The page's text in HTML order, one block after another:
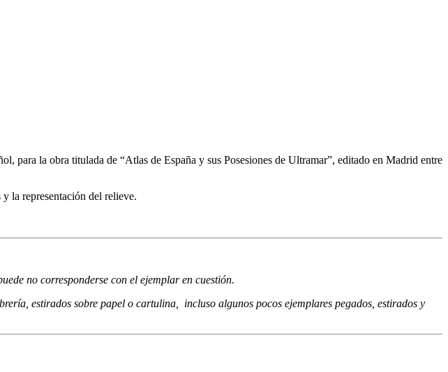
la obra titulada de “Atlas de España y sus Posesiones de Ultramar”, editado en Madrid entre
la representación del relieve.
no corresponderse con el ejemplar en cuestión.
estirados sobre papel o cartulina, incluso algunos pocos ejemplares pegados, estirados y